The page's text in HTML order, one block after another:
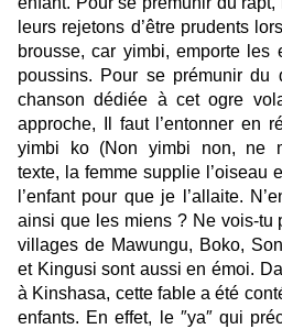
leurs rejetons d’être prudents
brousse, car yimbi, emporte les
poussins. Pour se prémunir du
chanson dédiée à cet ogre
approche, Il faut l’entonner en
yimbi ko (Non yimbi non, ne
texte, la femme supplie l’oiseau
l’enfant pour que je l’allaite.
ainsi que les miens ? Ne vois-tu
villages de Mawungu, Boko,
et Kingusi sont aussi en émoi.
à Kinshasa, cette fable a été
enfants. En effet, le ″ya″qui